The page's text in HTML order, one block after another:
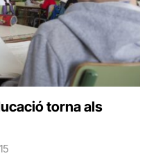
torna als